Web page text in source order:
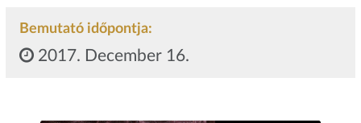
Bemutató időpontja:
2017. December 16.